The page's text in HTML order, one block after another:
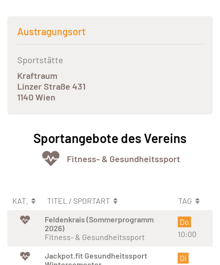
Austragungsort
Sportstätte
Kraftraum
Linzer Straße 431
1140 Wien
Sportangebote des Vereins
Fitness- & Gesundheitssport
KAT. TITEL / SPORTART
TAG
Feldenkrais (Sommerprogramm
2026)
Fitness- & Gesundheitssport
Do
10:00
Jackpot.fit Gesundheitssport
Di